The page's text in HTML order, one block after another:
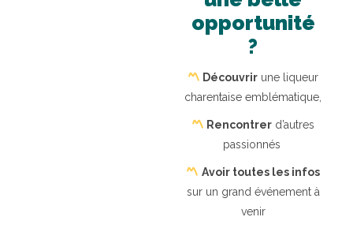
opportunité
?
Découvrir une liqueur
charentaise emblématique,
Rencontrer d’autres
passionnés
Avoir toutes les infos
sur un grand événement à
venir